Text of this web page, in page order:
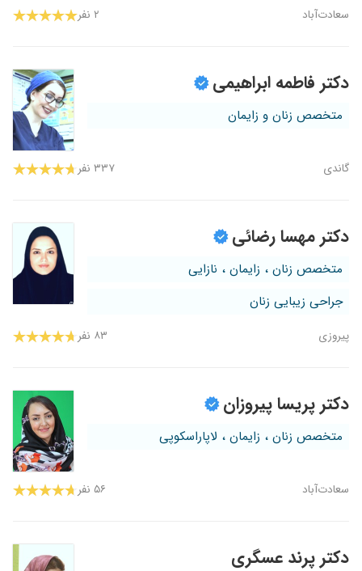
سعادت‌آباد ۲ نفر
دکتر فاطمه ابراهیمی
متخصص زنان و زایمان
گاندی ۳۳۷ نفر
دکتر مهسا رضائی
متخصص زنان ، زایمان ، نازایی
جراحی زیبایی زنان
پیروزی ۸۳ نفر
دکتر پریسا پیروزان
متخصص زنان ، زایمان ، لاپاراسکوپی
سعادت‌آباد ۵۶ نفر
دکتر پرند عسگری